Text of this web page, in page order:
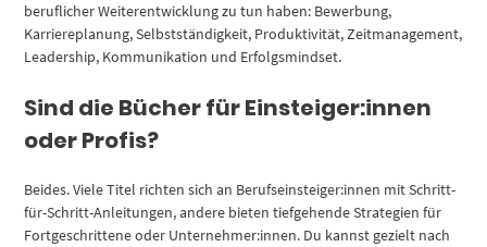
beruflicher Weiterentwicklung zu tun haben: Bewerbung,
Karriereplanung, Selbstständigkeit, Produktivität, Zeitmanagement,
Leadership, Kommunikation und Erfolgsmindset.
Sind die Bücher für Einsteiger:innen
oder Profis?
Beides. Viele Titel richten sich an Berufseinsteiger:innen mit Schritt-
für-Schritt-Anleitungen, andere bieten tiefgehende Strategien für
Fortgeschrittene oder Unternehmer:innen. Du kannst gezielt nach